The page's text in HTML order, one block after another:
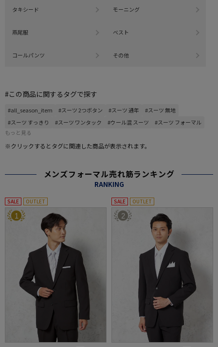
タキシード モーニング
燕尾服 ベスト
コールパンツ その他
#この商品に関するタグで探す
#all_season_item #スーツ 2つボタン #スーツ 通年
#スーツ 無地
#スーツ すっきり
#スーツ ワンタック #ウール混 スーツ
#スーツ フォーマル
もっと見る
※クリックするとタグに関連した商品が表示されます。
メンズフォーマル売れ筋ランキング
RANKING
SALE OUTLET
1
SALE OUTLET
2